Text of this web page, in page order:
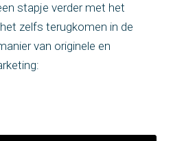
stapje verder met het
zelfs terugkomen in de
van originele en